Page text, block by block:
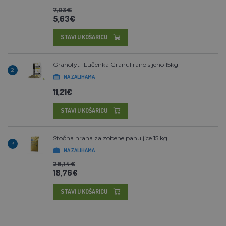
7,03€
5,63€
STAVI U KOŠARICU
2
Granofyt- Lučenka Granulirano sijeno 15kg
NA ZALIHAMA
11,21€
STAVI U KOŠARICU
3
Stočna hrana za zobene pahuljice 15 kg
NA ZALIHAMA
28,14€
18,76€
STAVI U KOŠARICU